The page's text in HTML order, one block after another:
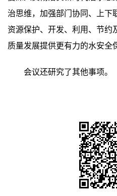
治思维，加强部门协同、上下
资源保护、开发、利用、节约
质量发展提供更有力的水安全
会议还研究了其他事项。